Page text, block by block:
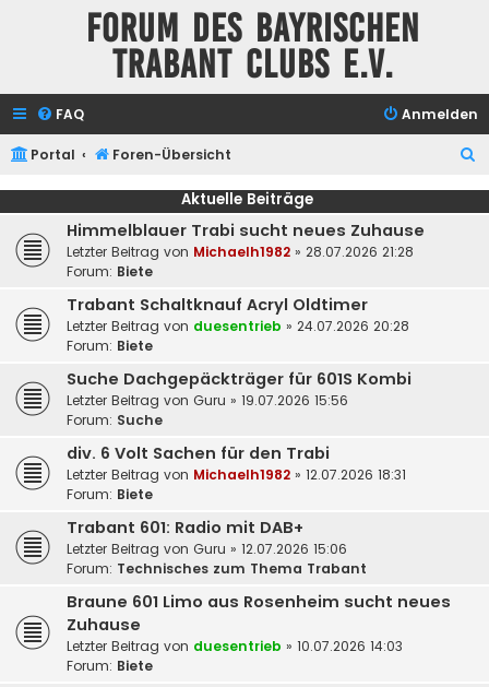
Forum des Bayrischen
Trabant Clubs e.V.
FAQ Anmelden
Portal Foren-Übersicht
c
Aktuelle Beiträge
Himmelblauer Trabi sucht neues Zuhause
Letzter Beitrag von Michaelh1982 » 28.07.2026 21:28
Forum: Biete
Trabant Schaltknauf Acryl Oldtimer
Letzter Beitrag von duesentrieb » 24.07.2026 20:28
Forum: Biete
Suche Dachgepäckträger für 601S Kombi
Letzter Beitrag von Guru » 19.07.2026 15:56
Forum: Suche
div. 6 Volt Sachen für den Trabi
Letzter Beitrag von Michaelh1982 » 12.07.2026 18:31
Forum: Biete
Trabant 601: Radio mit DAB+
Letzter Beitrag von Guru » 12.07.2026 15:06
Forum: Technisches zum Thema Trabant
Braune 601 Limo aus Rosenheim sucht neues
Zuhause
Letzter Beitrag von duesentrieb » 10.07.2026 14:03
Forum: Biete